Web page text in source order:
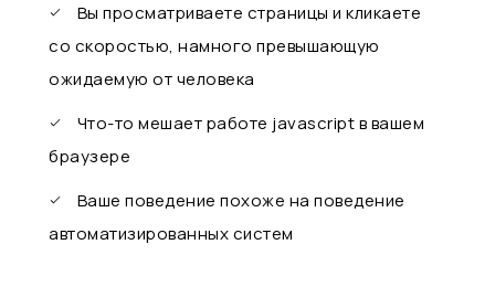
Вы просматриваете страницы и кликаете
со скоростью, намного превышающую
ожидаемую от человека
Что-то мешает работе javascript в вашем
браузере
Ваше поведение похоже на поведение
автоматизированных систем